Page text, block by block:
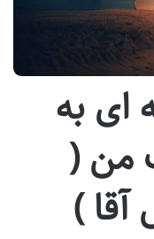
ای به
من (
)